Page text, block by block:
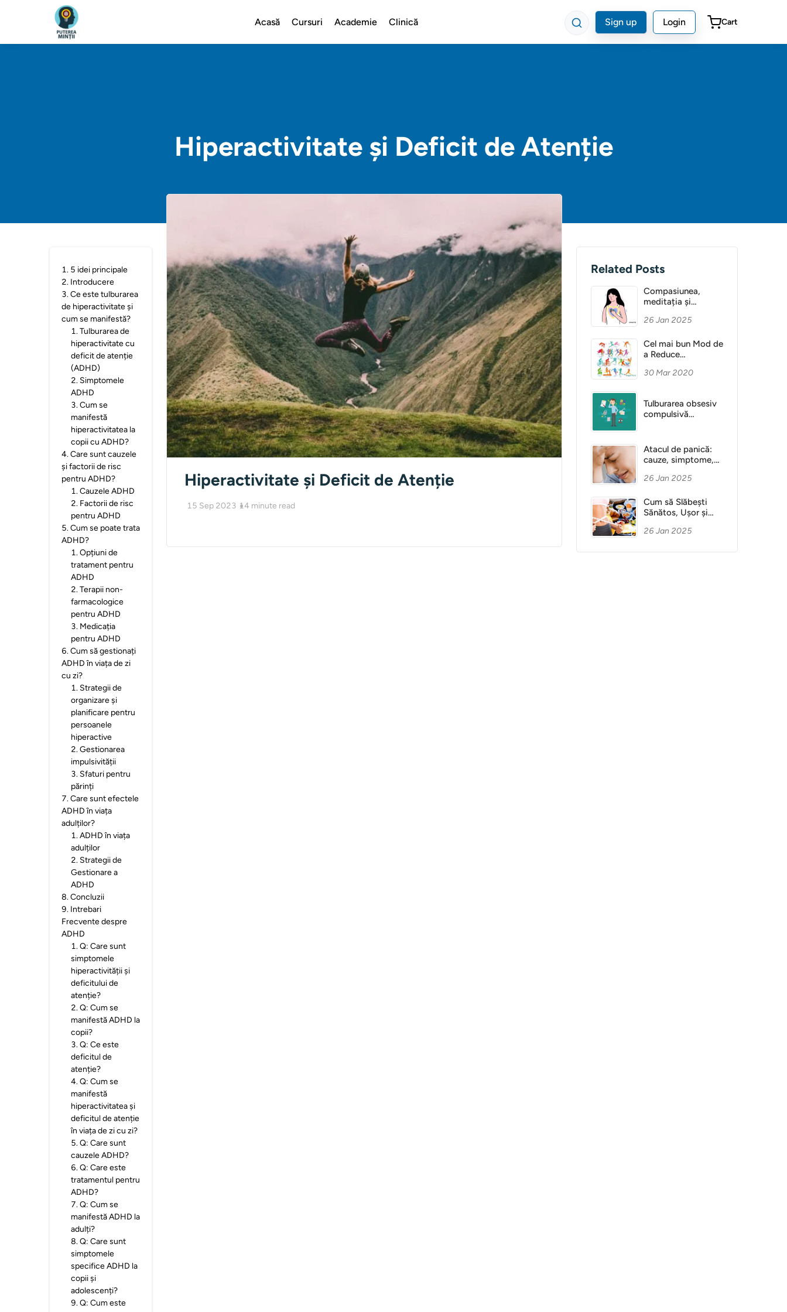
Acasă Cursuri Academie Clinică Sign up Login Cart
Hiperactivitate și Deficit de Atenție
1. 5 idei principale
2. Introducere
3.Ce este tulburarea
de hiperactivitate și
cum se manifestă?
1.Tulburarea de
hiperactivitate cu
deficit de atenție
(ADHD)
2. Simptomele
ADHD
3.Cum se
manifestă
hiperactivitatea la
copii cu ADHD?
4.Care sunt cauzele
și factorii de risc
pentru ADHD?
1.Cauzele ADHD
2. Factorii de risc
pentru ADHD
5.Cum se poate trata
ADHD?
1.Opțiuni de
tratament pentru
ADHD
2.Terapii non-
farmacologice
pentru ADHD
3. Medicația
pentru ADHD
6.Cum să gestionați
ADHD în viața de zi
cu zi?
1. Strategii de
organizare și
planificare pentru
persoanele
hiperactive
2.Gestionarea
impulsivității
3. Sfaturi pentru
părinți
7.Care sunt efectele
ADHD în viața
adulților?
1.ADHD în viața
adulților
2. Strategii de
Gestionare a
ADHD
8.Concluzii
9. Intrebari
Frecvente despre
ADHD
1.Q: Care sunt
simptomele
hiperactivității și
deficitului de
atenție?
2.Q: Cum se
manifestă ADHD la
copii?
3.Q: Ce este
deficitul de
atenție?
4.Q: Cum se
manifestă
hiperactivitatea și
deficitul de atenție
în viața de zi cu zi?
5.Q: Care sunt
cauzele ADHD?
6.Q: Care este
tratamentul pentru
ADHD?
7.Q: Cum se
manifestă ADHD la
adulți?
8.Q: Care sunt
simptomele
specifice ADHD la
copii și
adolescenți?
9.Q: Cum este
Hiperactivitate și Deficit de Atenție
15 Sep 2023 14 minute read
Related Posts
Compasiunea,
meditația și
26 Jan 2025
Cel mai bun Mod de
a Reduce
30 Mar 2020
Tulburarea obsesiv
compulsivă
Atacul de panică:
cauze, simptome,
26 Jan 2025
Cum să Slăbești
Sănătos, Ușor și
26 Jan 2025